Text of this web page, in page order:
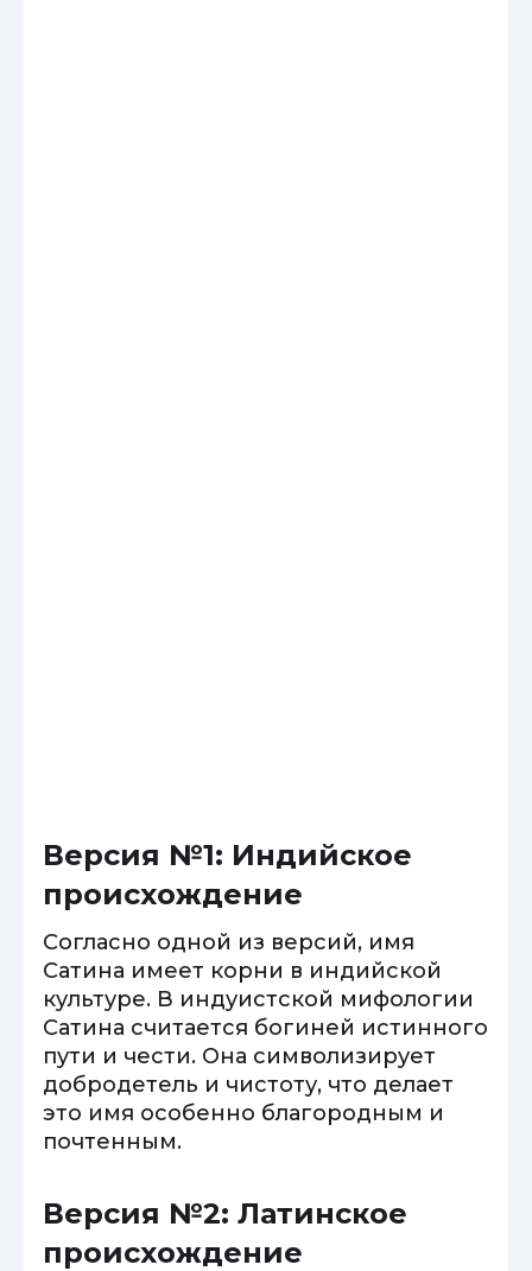
Версия №1: Индийское
происхождение
Согласно одной из версий, имя
Сатина имеет корни в индийской
культуре. В индуистской мифологии
Сатина считается богиней истинного
пути и чести. Она символизирует
добродетель и чистоту, что делает
это имя особенно благородным и
почтенным.
Версия №2: Латинское
происхождение